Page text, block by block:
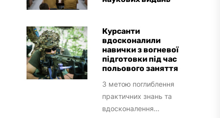
Курсанти
вдосконалили
навички з вогневої
підготовки під час
польового заняття
З метою поглиблення
практичних знань та
вдосконалення